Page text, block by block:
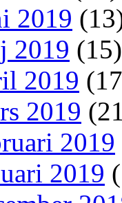
2019
2019 (15)
2019
2019
2019
2019